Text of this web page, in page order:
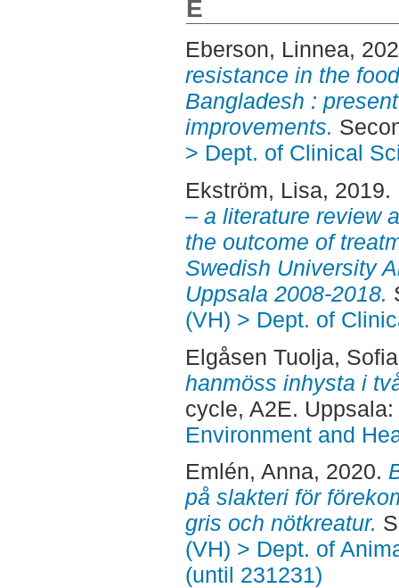
E
Eberson, Linnea,
resistance in the
Bangladesh :
improvements.
> Dept. of Clinical
Ekström, Lisa, 2019.
– a literature review
the outcome of
Swedish University
Uppsala 2008-2018.
(VH) > Dept. of
Elgåsen Tuolja, Sofia
hanmöss inhysta i
cycle, A2E. Uppsala:
Environment and
Emlén, Anna, 2020.
på slakteri för
gris och nötkreatur.
(VH) > Dept. of
(until 231231)